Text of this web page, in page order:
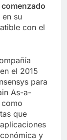
en su
con el
el 2015
para
As-a-
que
y